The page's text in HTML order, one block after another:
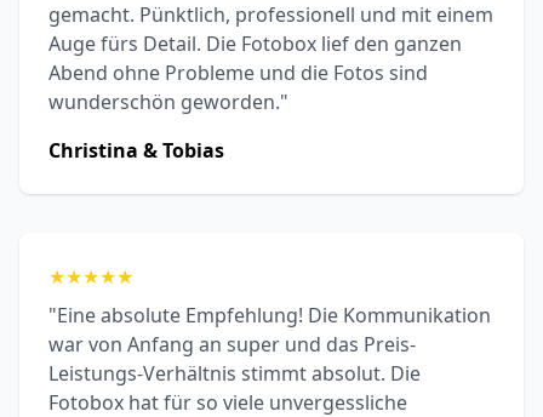
gemacht. Pünktlich, professionell und mit einem
Auge fürs Detail. Die Fotobox lief den ganzen
Abend ohne Probleme und die Fotos sind
wunderschön geworden."
Christina & Tobias
★★★★★
"Eine absolute Empfehlung! Die Kommunikation
war von Anfang an super und das Preis-
Leistungs-Verhältnis stimmt absolut. Die
Fotobox hat für so viele unvergessliche